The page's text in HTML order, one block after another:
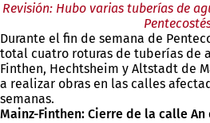
Revisión: Hubo varias tuberías de
Durante el fin de semana de
total cuatro roturas de tuberías de
Finthen, Hechtsheim y Altstadt de
a realizar obras en las calles
semanas.
Mainz-Finthen: Cierre de la calle